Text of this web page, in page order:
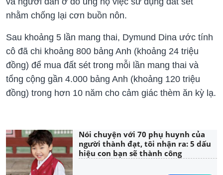
nhằm chống lại cơn buồn nôn.
Sau khoảng 5 lần mang thai, Dymund Dina ước tính
cô đã chi khoảng 800 bảng Anh (khoảng 24 triệu
đồng) để mua đất sét trong mỗi lần mang thai và
tổng cộng gần 4.000 bảng Anh (khoảng 120 triệu
đồng) trong hơn 10 năm cho cảm giác thèm ăn kỳ lạ.
Nói chuyện với 70 phụ huynh của
người thành đạt, tôi nhận ra: 5 dấu
hiệu con bạn sẽ thành công